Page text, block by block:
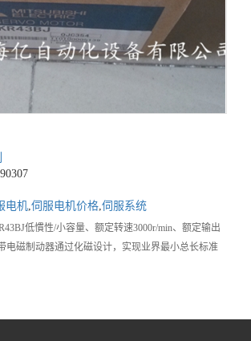
电机 伺服电机价格 伺服系统
低慣性/小容量、额定转速3000r/min、额定输出
电磁制动器通过化磁设计，实现业界最小总长标准
量共享22bit编码器采用标准保护等级IP65根据电缆